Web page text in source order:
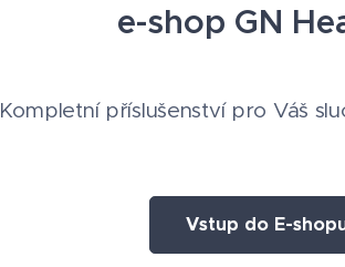
e-shop GN
Kompletní příslušenství pro Váš
Vstup do E-